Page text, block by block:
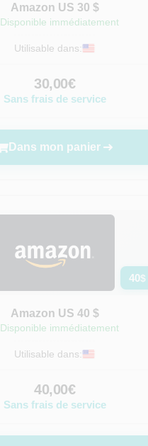
Amazon US 30 $
Disponible immédiatement
Utilisable dans:
30,00€
Sans frais de service
Dans mon panier
40$
Amazon US 40 $
Disponible immédiatement
Utilisable dans:
40,00€
Sans frais de service